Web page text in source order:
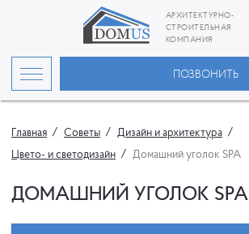
АРХИТЕКТУРНО-
СТРОИТЕЛЬНАЯ
КОМПАНИЯ
ПОЗВОНИТЬ
Главная Советы
Дизайн и архитектура
Цвето- и светодизайн
Домашний уголок SPA
ДОМАШНИЙ УГОЛОК SPA